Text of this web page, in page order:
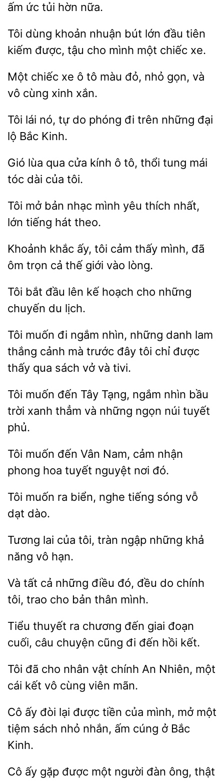
ấm ức tủi hờn nữa.
Tôi dùng khoản nhuận bút
tiên
kiếm được,
cho mình một chiếc xe.
Một chiếc xe ô màu
nhỏ gọn, và
vô cùng
xắn.
Tôi lái tự
phóng đi trên những
lộ Bắc Kinh.
Gió qua cửa kính
tô, thổi tung mái
tóc
của tôi.
Tôi mở bản nhạc mình
thích nhất,
tiếng hát
Khoảnh khắc ấy,
cảm thấy mình, đã
trọn cả thế giới vào
Tôi bắt lên kế
cho những
chuyến du
Tôi muốn đi ngắm nhìn, những danh lam
cảnh mà trước
tôi chỉ được
thấy qua sách vở
tivi.
Tôi muốn Tây Tạng,
nhìn bầu
trời xanh thẳm
những ngọn núi tuyết
phủ.
Tôi đến Vân
cảm nhận
phong hoa tuyết nguyệt nơi
muốn ra biển, nghe tiếng
vỗ
dạt
của tôi,
ngập những khả
năng vô hạn.
Và tất cả những điều đó, đều do
tôi, trao cho
mình.
Tiểu ra
đến giai
cuối, câu chuyện cũng đi đến hồi kết.
Tôi đã cho vật chính
một
cái kết vô cùng viên mãn.
Cô ấy đòi lại được tiền của mình, mở một
tiệm sách nhỏ
cúng
Bắc
Kinh.
Cô ấy gặp được một người đàn ông,